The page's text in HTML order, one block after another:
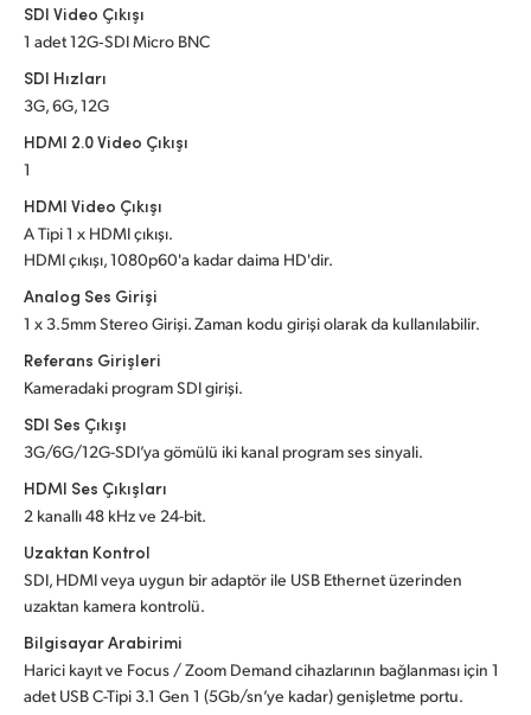
SDI Video Çıkışı
1 adet 12G‑SDI Micro BNC
SDI Hızları
3G, 6G, 12G
HDMI 2.0 Video Çıkışı
1
HDMI Video Çıkışı
A Tipi 1 x HDMI çıkışı.
HDMI çıkışı, 1080p60'a kadar daima HD'dir.
Analog Ses Girişi
1 x 3.5mm Stereo Girişi. Zaman kodu girişi olarak da kullanılabilir.
Referans Girişleri
Kameradaki program SDI girişi.
SDI Ses Çıkışı
3G/6G/12G-SDI’ya gömülü iki kanal program ses sinyali.
HDMI Ses Çıkışları
2 kanallı 48 kHz ve 24-bit.
Uzaktan Kontrol
SDI, HDMI veya uygun bir adaptör ile USB Ethernet üzerinden
uzaktan kamera kontrolü.
Bilgisayar Arabirimi
Harici kayıt ve Focus / Zoom Demand cihazlarının bağlanması için 1
adet USB C-Tipi 3.1 Gen 1 (5Gb/sn’ye kadar) genişletme portu.